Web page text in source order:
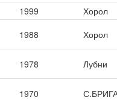
1999
Хорол
1988 Хорол
1978 Лубни
1970